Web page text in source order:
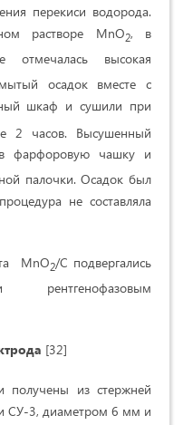
перекиси водорода.
растворе MnO2, в
высокая
осадок вместе с
шкаф и сушили при
2 часов. Высушенный
фарфоровую чашку и
палочки. Осадок был
не составляла
MnO2/С подвергались
рентгенофазовым
[32]
получены из стержней
СУ-3, диаметром 6 мм и